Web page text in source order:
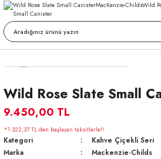
Wild Rose Slate Small
9.450,00 TL
*1.322,37 TL den başlayan taksitlerle!!
Kategori
Kahve Çiçekli Seri
Marka
Mackenzie-Childs